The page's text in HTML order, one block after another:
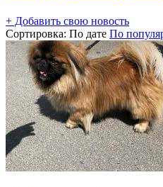
+ Добавить свою новость
Сортировка: По дате По